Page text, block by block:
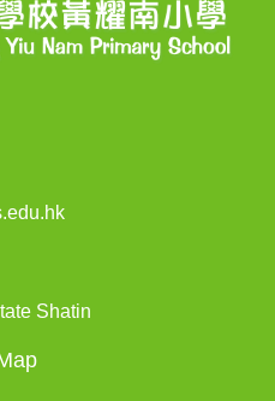
Shatin